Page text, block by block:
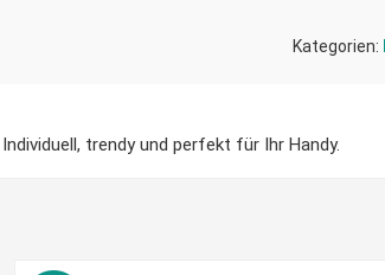
Kategorien:
trendy und perfekt für Ihr Handy.